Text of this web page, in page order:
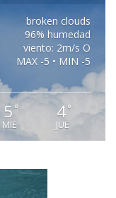
broken clouds
96% humedad
viento: 2m/s O
MAX -5 • MIN -5
5 °
MIE
4°
JUE